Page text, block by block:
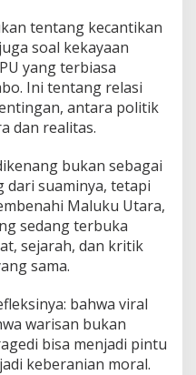
tentang kecantikan
soal kekayaan
yang terbiasa
Ini tentang relasi
antara politik
dan realitas.
bukan sebagai
dari suaminya, tetapi
Maluku Utara,
sedang terbuka
sejarah, dan kritik
sama.
bahwa viral
warisan bukan
bisa menjadi pintu
keberanian moral.